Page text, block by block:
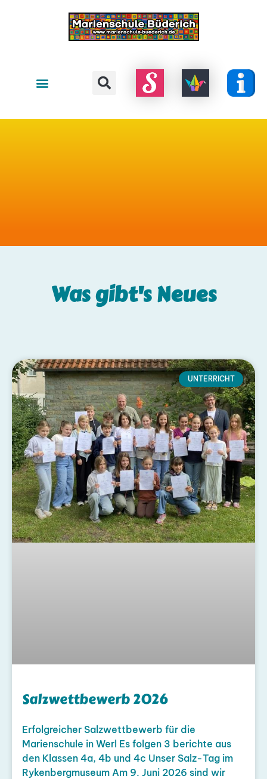
Was gibt'sNeues
UNTERRICHT
Salzwettbewerb 2026
Erfolgreicher Salzwettbewerb für die
Marienschule in Werl Es folgen 3 berichte aus
den Klassen 4a, 4b und 4c Unser Salz-Tag im
Rykenbergmuseum Am 9. Juni 2026 sind wir